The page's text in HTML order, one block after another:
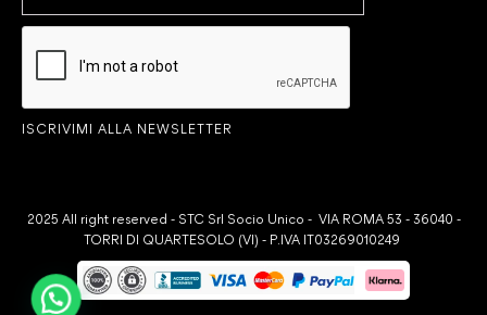
ISCRIVIMI ALLA NEWSLETTER
2025 All right reserved - STC Srl Socio Unico - VIA ROMA 53 - 36040 -
TORRI DI QUARTESOLO (VI) - P.IVA IT03269010249